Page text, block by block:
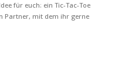
für euch: ein Tic-Tac-Toe
Partner, mit dem ihr gerne